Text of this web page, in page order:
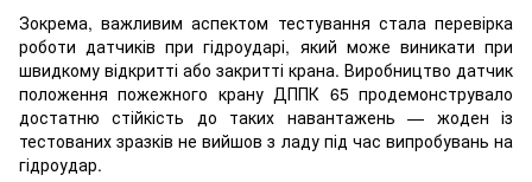
Зокрема, важливим аспектом тестування стала перевірка
роботи датчиків при гідроударі, який може виникати при
швидкому відкритті або закритті крана. Виробництво датчик
положення пожежного крану ДППК 65 продемонструвало
достатню стійкість до таких навантажень — жоден із
тестованих зразків не вийшов з ладу під час випробувань на
гідроудар.